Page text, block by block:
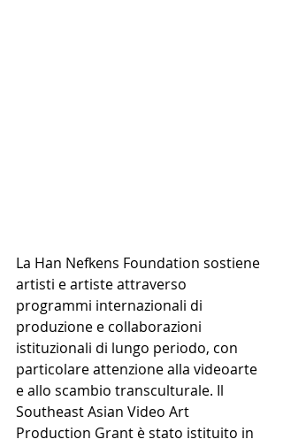
La Han Nefkens Foundation sostiene
artisti e artiste attraverso
programmi internazionali di
produzione e collaborazioni
istituzionali di lungo periodo, con
particolare attenzione alla videoarte
e allo scambio transculturale. Il
Southeast Asian Video Art
Production Grant è stato istituito in